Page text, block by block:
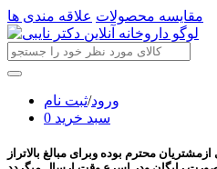
مقایسه محصولات علاقه مندی ها
ورود/ثبت نام
سبد خرید 0
محترم بوده وبرای مبالغ بالاتراز